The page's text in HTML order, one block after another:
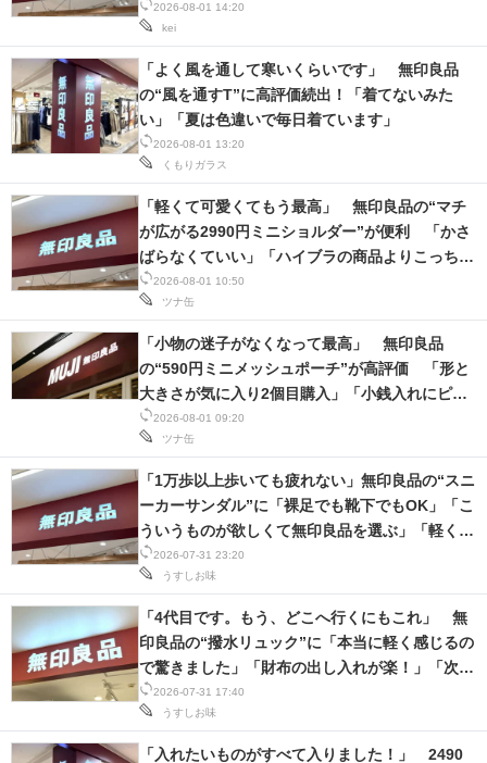
2026-08-01 14:20
kei
2026-08-01 13:20
くもりガラス
「よく風を通して寒いくらいです」 無印良品
の“風を通すT”に高評価続出！「着てないみた
い」「夏は色違いで毎日着ています」
2026-08-01 10:50
ツナ缶
「軽くて可愛くてもう最高」 無印良品の“マチ
が広がる2990円ミニショルダー”が便利 「かさ
ばらなくていい」「ハイブラの商品よりこっちの
方が好き」
2026-08-01 09:20
ツナ缶
「小物の迷子がなくなって最高」 無印良品
の“590円ミニメッシュポーチ”が高評価 「形と
大きさが気に入り2個目購入」「小銭入れにピッ
タリ」の声
2026-07-31 23:20
うすしお味
「1万歩以上歩いても疲れない」無印良品の“スニ
ーカーサンダル”に「裸足でも靴下でもOK」「こ
ういうものが欲しくて無印良品を選ぶ」「軽くて
歩きやすい！」の声
2026-07-31 17:40
うすしお味
「4代目です。もう、どこへ行くにもこれ」 無
印良品の“撥水リュック”に「本当に軽く感じるの
で驚きました」「財布の出し入れが楽！」「次買
う時もこれと決めてる」の声
「入れたいものがすべて入りました！」 2490